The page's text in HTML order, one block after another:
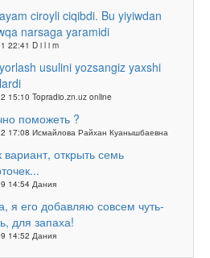
ciroyli ciqibdi. Bu yiyiwdan
narsaga yaramidi
22:41 D i l i m
usulini yozsangiz yaxshi
15:10 Topradio.zn.uz online
поможеть ?
17:08 Исмайлова Райхан Куанышбаевна
вариант, открыть семь
14:54 Дания
я его добавляю совсем чуть-
для запаха!
14:52 Дания